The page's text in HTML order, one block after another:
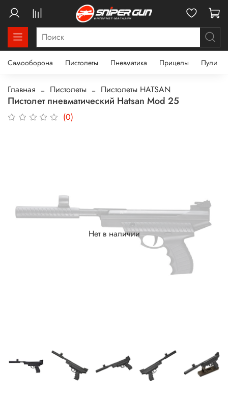
Самооборона Пистолеты Пневматика Прицелы Пули
Главная Пистолеты Пистолеты HATSAN
Пистолет пневматический Hatsan Mod 25
(0)
Нет в наличии